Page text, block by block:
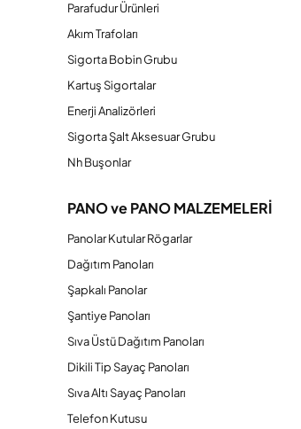
Parafudur Ürünleri
Akım Trafoları
Sigorta Bobin Grubu
Kartuş Sigortalar
Enerji Analizörleri
Sigorta Şalt Aksesuar Grubu
Nh Buşonlar
PANO ve PANO MALZEMELERİ
Panolar Kutular Rögarlar
Dağıtım Panoları
Şapkalı Panolar
Şantiye Panoları
Sıva Üstü Dağıtım Panoları
Dikili Tip Sayaç Panoları
Sıva Altı Sayaç Panoları
Telefon Kutusu